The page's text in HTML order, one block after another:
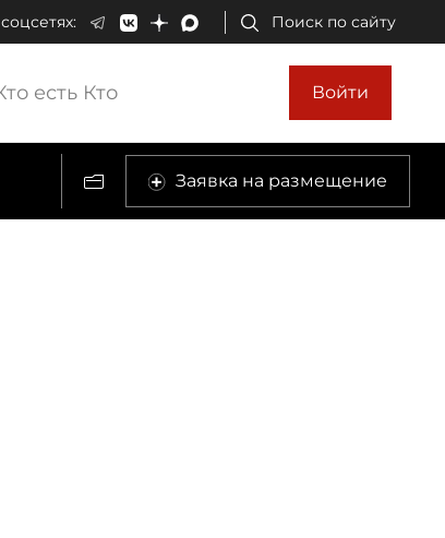
Поиск по сайту
есть Кто Войти
Заявка на размещение